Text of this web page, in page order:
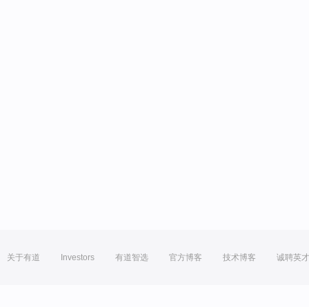
关于有道 Investors 有道智选 官方博客 技术博客 诚聘英才